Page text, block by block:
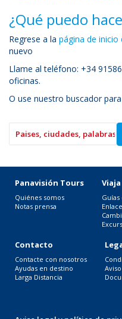
¿Qué puedo
Regrese a la página de inicio
nuevo
Llame al teléfono: +34
oficinas.
O use nuestro buscador
Panavisión Tours
Quiénes somos
Notas prensa
Guías
Contacto
Contacte con nosotros
Ayudas en destino
Larga Distancia